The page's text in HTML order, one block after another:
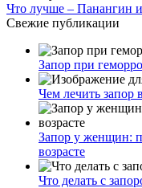
Что лучше – Панангин
Свежие публикации
Запор при
Чем лечить запор
Запор у женщин:
возрасте
Что делать с